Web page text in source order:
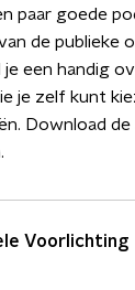
paar goede
de publieke
je een handig
je zelf kunt
Download
Voorlichting